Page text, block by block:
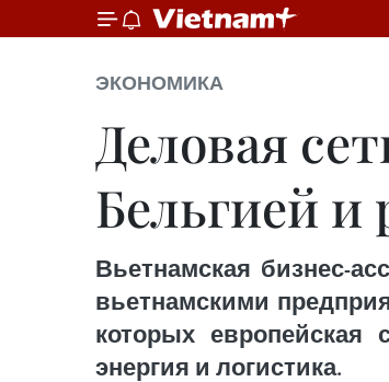
ЭКОНОМИКА
Деловая
Бельгией
Вьетнамская бизнес-
вьетнамскими
которых европейская
энергия и логистика.